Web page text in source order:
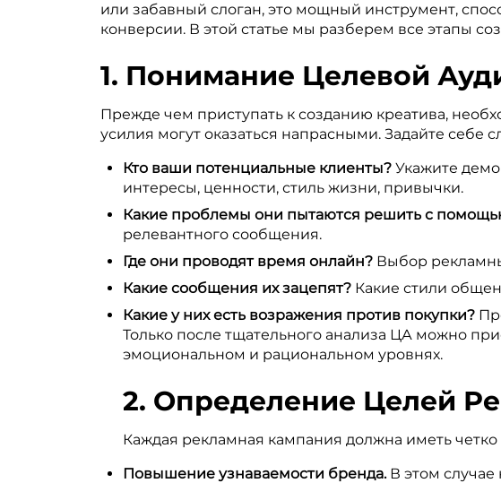
или забавный слоган, это мощный инструмент,
конверсии. В этой статье мы разберем все этапы
1. Понимание Целевой
Прежде чем приступать к созданию креатива,
усилия могут оказаться напрасными. Задайте себе
Кто ваши потенциальные клиенты? Укажите
интересы, ценности, стиль жизни, привычки.
Какие проблемы они пытаются решить с
релевантного сообщения.
Где они проводят время онлайн? Выбор
Какие сообщения их зацепят? Какие стили
Какие у них есть возражения против покупки?
Только после тщательного анализа ЦА можно
эмоциональном и рациональном уровнях.
2. Определение Целей
Каждая рекламная кампания должна иметь
Повышение узнаваемости бренда.В этом